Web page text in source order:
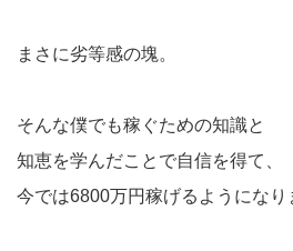
まさに劣等感の塊。
そんな僕でも稼ぐための知識と
知恵を学んだことで自信を得て、
今では6800万円稼げるようになり